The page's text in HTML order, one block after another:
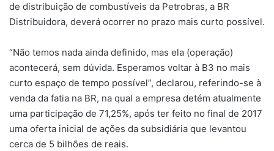
de distribuição de combustíveis da Petrobras, a BR
Distribuidora, deverá ocorrer no prazo mais curto possível.
“Não temos nada ainda definido, mas ela (operação)
acontecerá, sem dúvida. Esperamos voltar à B3 no mais
curto espaço de tempo possível”, declarou, referindo-se à
venda da fatia na BR, na qual a empresa detém atualmente
uma participação de 71,25%, após ter feito no final de 2017
uma oferta inicial de ações da subsidiária que levantou
cerca de 5 bilhões de reais.